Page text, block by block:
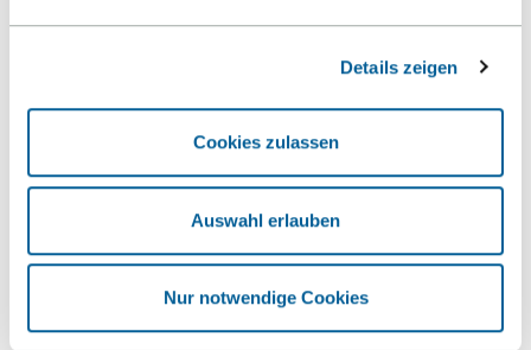
Details zeigen
Cookies zulassen
Auswahl erlauben
Nur notwendige Cookies